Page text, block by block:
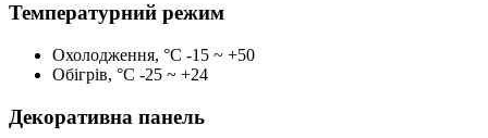
Температурний режим
Охолодження, °С -15 ~ +50
Обігрів, °С -25 ~ +24
Декоративна панель